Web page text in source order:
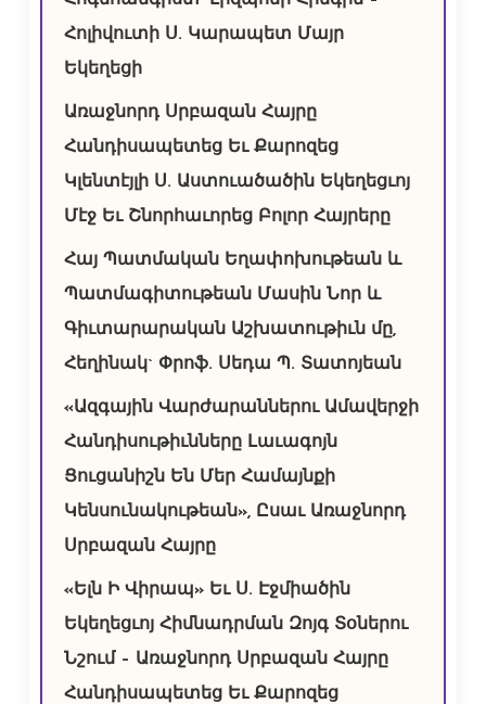
Հոլիվուտի Ս. Կարապետ Մայր
Եկեղեցի
Առաջնորդ Սրբազան Հայրը
Հանդիսապետեց Եւ Քարոզեց
Կլենտէյլի Ս. Աստուածածին Եկեղեցւոյ
Մէջ Եւ Շնորհաւորեց Բոլոր Հայրերը
Հայ Պատմական Եղափոխութեան և
Պատմագիտութեան Մասին Նոր և
Գիւտարարական Աշխատութիւն մը,
Հեղինակ` Փրոֆ. Սեդա Պ. Տատոյեան
«Ազգային Վարժարաններու Ամավերջի
Հանդիսութիւնները Լաւագոյն
Ցուցանիշն Են Մեր Համայնքի
Կենսունակութեան», Ըսաւ Առաջնորդ
Սրբազան Հայրը
«Ելն Ի Վիրապ» Եւ Ս. Էջմիածին
Եկեղեցւոյ Հիմնադրման Զոյգ Տօներու
Նշում – Առաջնորդ Սրբազան Հայրը
Հանդիսապետեց Եւ Քարոզեց